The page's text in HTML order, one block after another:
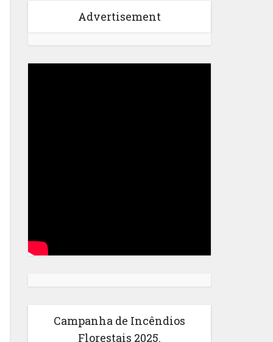
Advertisement
Campanha de Incêndios
Florestais 2025.